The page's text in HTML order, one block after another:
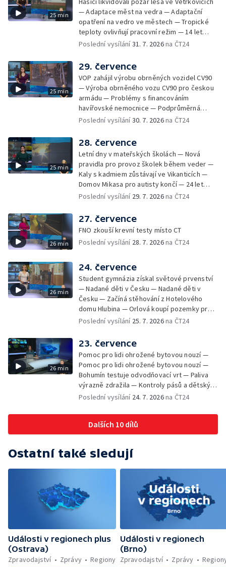
lesa na Opavsku — Požáry zemědělské
techniky na Olomoucku — Dva roky od
požáru škol v Českém Těšíně — Výstava
Sladké vzpomínky Opavska
25 min
— Adaptace měst na vedra — Adaptační
opatření na vedro ve městech — Tropické
teploty ovlivňují pracovní režim — 14 let
vězení za vraždu ženy ve Staříči/ —
— Podvodník připravil 17 lidí o 4 miliony —
DPO pořídí 70 nových elektrobusů — V
Olomouci přibude 20 elektrobusů —
Mistryně světa Kneblová zpět v Olomouci —
Mobilní kurníky pomáhají s kvalitou půdy —
Výběr ze sociálních sítí ČT — Nové varhany v
Rudě u Rýmařova
Poslední vysílání31. 7. 2026na ČT24
25 min
29. července
VOP zahájil výrobu obrněných vozidel CV90
— Výroba obrněného vozu CV90 pro českou
armádu — Problémy s financováním
havířovské nemocnice — Podprůměrná
návštěvnost koupališť v červenci — Do
Nedostatek krve v transfuzních stanicích —
Spor kvůli novému chodníku na Keprník —
Olomoucké shakespearovské léto
Poslední vysílání30. 7. 2026na ČT24
25 min
28. července
Letní dny v mateřských školách — Nová
pravidla pro provoz školek během veder —
Kaly s kadmiem zůstávají ve Vikanticích —
Domov Mikasa pro autisty končí — 24 let
vězení za zapálení ženy — Kybernetický
Gorol se chystá na festival — Nová
cyklostezka až na Slovensko — AI pomáhá
při endoskopii — Výběr ze sociálních sítí ČT
— Zemřela baletka Vlasta Pavelcová —
Jičíně
Poslední vysílání 29. 7. 2026na ČT24
26 min
27. července
FNO zkouší krevní testy místo CT
Poslední vysílání 28. 7. 2026na ČT24
26 min
24. července
Student gymnázia získal světové prvenství
— Nadané děti v Česku — Nadané děti v
Česku — Začíná stěhování z Hotelového
domu Hlubina — Orlová koupí pozemky pro
rodinné domy — Tatra Trucks na čínském
karase obecného — Obnova zeleně v
Komenského sadech — Přehled sociálních
sítí ČT — Dobrovolný vojenský výcvik
studentů na Libavé — Výměna luxfer ve
dvoraně Bredy
Poslední vysílání 25. 7. 2026na ČT24
26 min
23. července
Pomoc pro lidi ohrožené bytovou nouzí —
Pomoc pro lidi ohrožené bytovou nouzí —
Bohumín testuje odvodňovací vrt — Paliva
výrazně zdražila — Kontroly pásů a dětských
sedaček — Výběr ze sociálních sítí ČT —
festival Štěrkovna Open Music 2026
Poslední vysílání 24. 7. 2026na ČT24
Dalších 10 dílů
Ostatní také sledují
Události v regionech plus
(Ostrava)
Zpravodajství
Zprávy Regiony
Události v regionech
(Brno)
Zpravodajství
Zprávy